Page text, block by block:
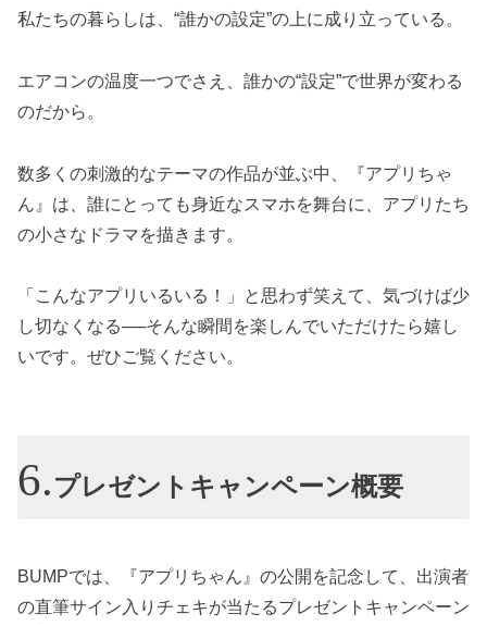
私たちの暮らしは、“誰かの設定”の上に成り立っている。
エアコンの温度一つでさえ、誰かの“設定”で世界が変わる
のだから。
数多くの刺激的なテーマの作品が並ぶ中、『アプリちゃ
ん』は、誰にとっても身近なスマホを舞台に、アプリたち
の小さなドラマを描きます。
「こんなアプリいるいる！」と思わず笑えて、気づけば少
し切なくなる──そんな瞬間を楽しんでいただけたら嬉し
いです。ぜひご覧ください。
プレゼントキャンペーン概要
BUMPでは、『アプリちゃん』の公開を記念して、出演者
の直筆サイン入りチェキが当たるプレゼントキャンペーン